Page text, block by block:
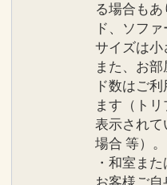
設定期間：2026
インターネット
17504918
・７月・８月は
発生いたします。
※連泊ポイントの
※旅行代金に含ま
施設のご案内
る場合も
ド、ソフ
サイズは小
また、お
ド数はご
ます（ト
表示されて
場合 等）。
・和室ま